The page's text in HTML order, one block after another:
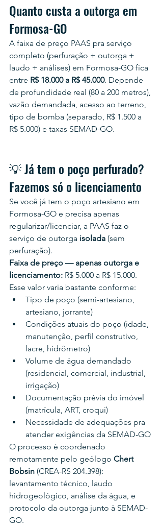
Quanto custa a outorga em
Formosa-GO
A faixa de preço PAAS pra serviço
completo (perfuração + outorga +
laudo + análises) em Formosa-GO fica
entre R$ 18.000 a R$ 45.000. Depende
de profundidade real (80 a 200 metros),
vazão demandada, acesso ao terreno,
tipo de bomba (separado, R$ 1.500 a
R$ 5.000) e taxas SEMAD-GO.
💡 Já tem o poço perfurado?
Fazemos só o licenciamento
Se você já tem o poço artesiano em
Formosa-GO e precisa apenas
regularizar/licenciar, a PAAS faz o
serviço de outorga isolada (sem
perfuração).
Faixa de preço — apenas outorga e
licenciamento: R$ 5.000 a R$ 15.000.
Esse valor varia bastante conforme:
Tipo de poço (semi-artesiano,
artesiano, jorrante)
Condições atuais do poço (idade,
manutenção, perfil construtivo,
lacre, hidrômetro)
Volume de água demandado
(residencial, comercial, industrial,
irrigação)
Documentação prévia do imóvel
(matrícula, ART, croqui)
Necessidade de adequações pra
atender exigências da SEMAD-GO
O processo é coordenado
remotamente pelo geólogo Chert
Bobsin (CREA-RS 204.398):
levantamento técnico, laudo
hidrogeológico, análise da água, e
protocolo da outorga junto à SEMAD-
GO.